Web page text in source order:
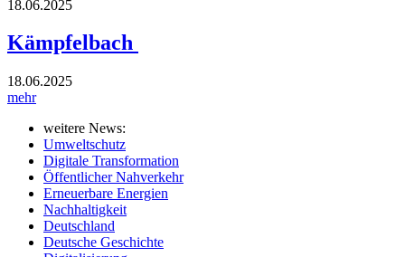
18.06.2025
Kämpfelbach
18.06.2025
mehr
weitere News:
Umweltschutz
Digitale Transformation
Öffentlicher Nahverkehr
Erneuerbare Energien
Nachhaltigkeit
Deutschland
Deutsche Geschichte